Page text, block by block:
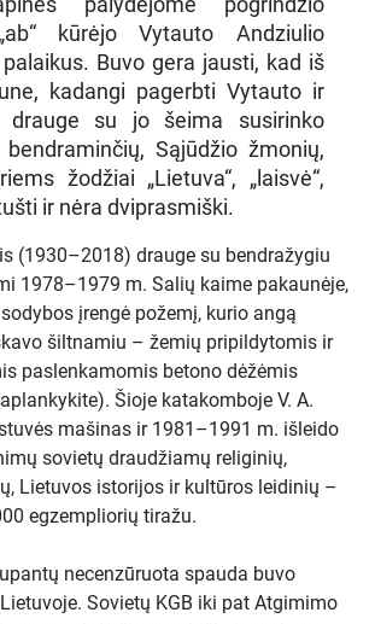
kūrėjo Vytauto Andziulio
Buvo gera jausti, kad iš
kadangi pagerbti Vytauto ir
su jo šeima susirinko
Sąjūdžio žmonių,
žodžiai „Lietuva“, „laisvė“,
ir nėra dviprasmiški.
(1930–2018) drauge su bendražygiu
1978–1979 m. Salių kaime pakaunėje,
įrengė požemį, kurio angą
šiltnamiu – žemių pripildytomis ir
paslenkamomis betono dėžėmis
Šioje katakomboje V. A.
mašinas ir 1981–1991 m. išleido
sovietų draudžiamų religinių,
Lietuvos istorijos ir kultūros leidinių –
egzempliorių tiražu.
necenzūruota spauda buvo
Sovietų KGB iki pat Atgimimo